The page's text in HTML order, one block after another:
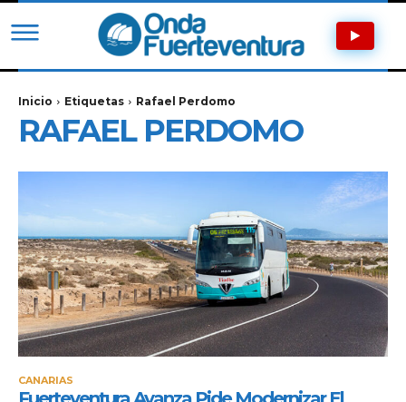
Inicio Etiquetas Rafael Perdomo
RAFAEL PERDOMO
CANARIAS